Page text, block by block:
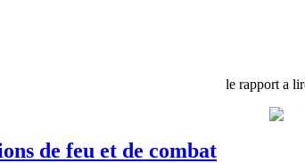
le rapport a
de feu et de combat